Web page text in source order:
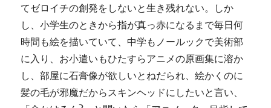
てゼロイチの創発をしないと生き残れない。しか
し、小学生のときから指が真っ赤になるまで毎日何
時間も絵を描いていて、中学もノールックで美術部
に入り、お小遣いもひたすらアニメの原画集に溶か
し、部屋に石膏像が欲しいとねだられ、絵かくのに
髪の毛が邪魔だからスキンヘッドにしたいと言い、